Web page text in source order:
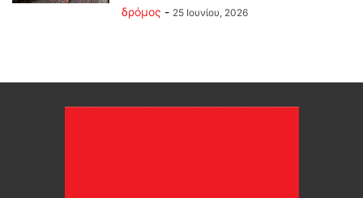
δρόμος - 25 Ιουνίου, 2026